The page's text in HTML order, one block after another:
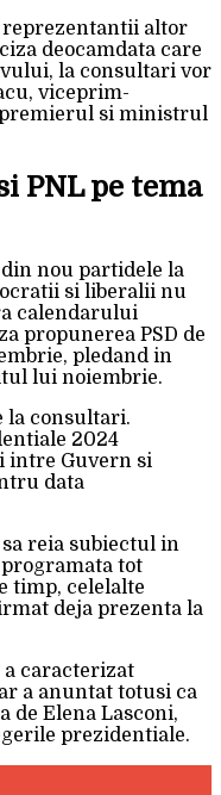
altor
deocamdata care
la consultari vor
viceprim-
si ministrul
PNL pe tema
din nou partidele la
si liberalii nu
calendarului
propunerea PSD de
pledand in
lui noiembrie.
intre Guvern si
data
reia subiectul in
tot
timp, celelalte
deja prezenta la
a caracterizat
a anuntat totusi ca
de Elena Lasconi,
prezidentiale.